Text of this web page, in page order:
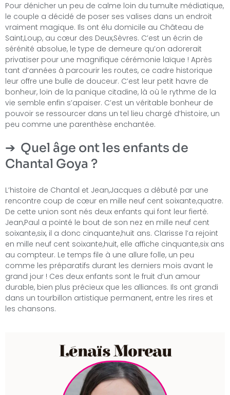
Pour dénicher un peu de calme loin du tumulte médiatique,
le couple a décidé de poser ses valises dans un endroit
vraiment magique. Ils ont élu domicile au Château de
Saint,Loup, au cœur des Deux,Sèvres. C’est un écrin de
sérénité absolue, le type de demeure qu’on adorerait
privatiser pour une magnifique cérémonie laïque ! Après
tant d’années à parcourir les routes, ce cadre historique
leur offre une bulle de douceur. C’est leur petit havre de
bonheur, loin de la panique citadine, là où le rythme de la
vie semble enfin s’apaiser. C’est un véritable bonheur de
pouvoir se ressourcer dans un tel lieu chargé d’histoire, un
peu comme une parenthèse enchantée.
Quel âge ont les enfants de
Chantal Goya ?
L’histoire de Chantal et Jean,Jacques a débuté par une
rencontre coup de cœur en mille neuf cent soixante,quatre.
De cette union sont nés deux enfants qui font leur fierté.
Jean,Paul a pointé le bout de son nez en mille neuf cent
soixante,six, il a donc cinquante,huit ans. Clarisse l’a rejoint
en mille neuf cent soixante,huit, elle affiche cinquante,six ans
au compteur. Le temps file à une allure folle, un peu
comme les préparatifs durant les derniers mois avant le
grand jour ! Ces deux enfants sont le fruit d’un amour
durable, bien plus précieux que les alliances. Ils ont grandi
dans un tourbillon artistique permanent, entre les rires et
les chansons.
Lénaïs Moreau